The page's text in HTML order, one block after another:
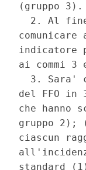
(gruppo 3).
2. Al
indicatore
ai commi 3
3. Sara'
del FFO in
che hanno
gruppo 2);
ciascun
standard